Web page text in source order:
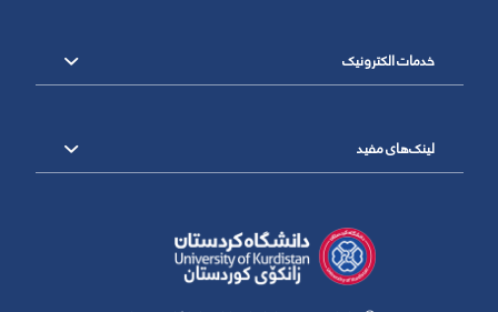
خدمات الکترونیک
لینک‌های مفید